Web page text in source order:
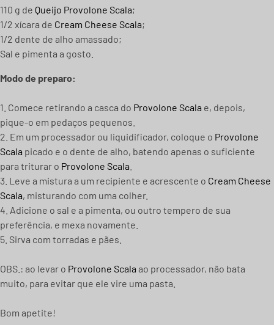
110 g de Queijo Provolone Scala;
1/2 xícara de Cream Cheese Scala;
1/2 dente de alho amassado;
Sal e pimenta a gosto.
Modo de preparo:
1. Comece retirando a casca do Provolone Scala e, depois,
pique-o em pedaços pequenos.
2. Em um processador ou liquidificador, coloque o Provolone
Scala picado e o dente de alho, batendo apenas o suficiente
para triturar o Provolone Scala
3. Leve a mistura a um recipiente e acrescente o Cream Cheese
Scala, misturando com uma colher.
4. Adicione o sal e a pimenta, ou outro tempero de sua
preferência, e mexa novamente.
5. Sirva com torradas e pães.
OBS.: ao levar o Provolone Scala ao processador, não bata
muito, para evitar que ele vire uma pasta.
Bom apetite!